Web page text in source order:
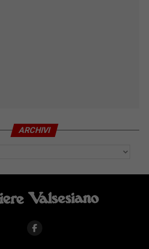
ARCHIVI